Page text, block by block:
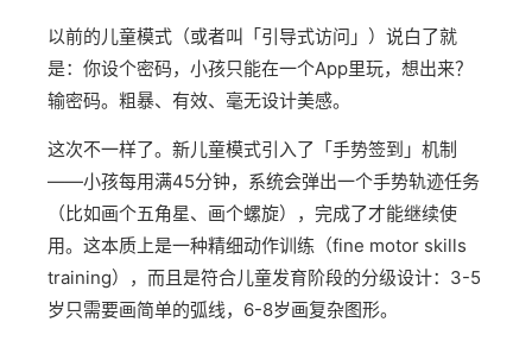
以前的儿童模式（或者叫「引导式访问」）说白了就
是：你设个密码，小孩只能在一个App里玩，想出来？
输密码。粗暴、有效、毫无设计美感。
这次不一样了。新儿童模式引入了「手势签到」机制
——小孩每用满45分钟，系统会弹出一个手势轨迹任务
（比如画个五角星、画个螺旋），完成了才能继续使
用。这本质上是一种精细动作训练（fine motor skills
training），而且是符合儿童发育阶段的分级设计：3-5
岁只需要画简单的弧线，6-8岁画复杂图形。